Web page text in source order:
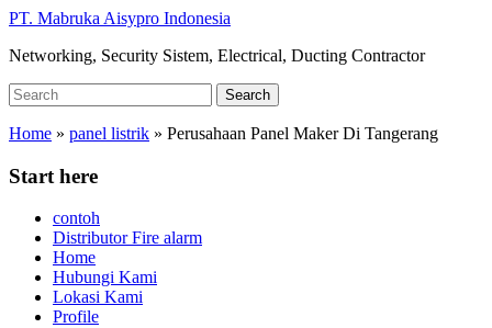
Skip
main
PT. Mabruka Aisypro Indonesia
Networking, Security Sistem, Electrical, Ducting Contractor
Search
for:
Search
Home » panel listrik » Perusahaan Panel Maker Di Tangerang
Start here
contoh
Distributor Fire alarm
Home
Hubungi Kami
Lokasi Kami
Profile